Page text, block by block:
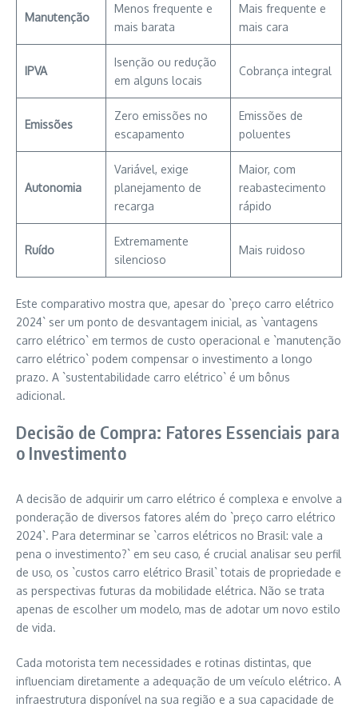
Manutenção
Menos frequente e
mais barata
Mais frequente e
mais cara
IPVA
Isenção ou redução
em alguns locais
Cobrança integral
Emissões
Zero emissões no
escapamento
Emissões de
poluentes
Autonomia
Variável, exige
planejamento de
recarga
Maior, com
reabastecimento
rápido
Ruído
Extremamente
silencioso
Mais ruidoso
Este comparativo mostra que, apesar do `preço carro elétrico
2024` ser um ponto de desvantagem inicial, as `vantagens
carro elétrico` em termos de custo operacional e `manutenção
carro elétrico` podem compensar o investimento a longo
prazo. A `sustentabilidade carro elétrico` é um bônus
adicional.
Decisão de Compra: Fatores Essenciais para
o Investimento
A decisão de adquirir um carro elétrico é complexa e envolve a
ponderação de diversos fatores além do `preço carro elétrico
2024`. Para determinar se `carros elétricos no Brasil: vale a
pena o investimento?` em seu caso, é crucial analisar seu perfil
de uso, os `custos carro elétrico Brasil` totais de propriedade e
as perspectivas futuras da mobilidade elétrica. Não se trata
apenas de escolher um modelo, mas de adotar um novo estilo
de vida.
Cada motorista tem necessidades e rotinas distintas, que
influenciam diretamente a adequação de um veículo elétrico. A
infraestrutura disponível na sua região e a sua capacidade de